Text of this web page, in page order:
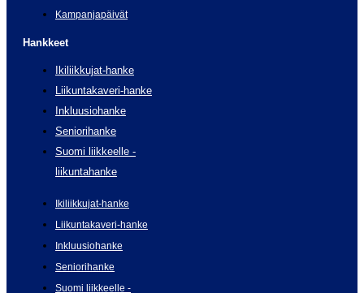
Kampanjapäivät
Hankkeet
Ikiliikkujat-hanke
Liikuntakaveri-hanke
Inkluusiohanke
Seniorihanke
Suomi liikkeelle -
liikuntahanke
Ikiliikkujat-hanke
Liikuntakaveri-hanke
Inkluusiohanke
Seniorihanke
Suomi liikkeelle -